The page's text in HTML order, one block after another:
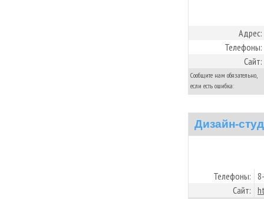
Адрес:
Телефоны:
Сайт:
Сообщите нам обязательно,
если есть ошибка:
Дизайн-
Телефоны:
Сайт: